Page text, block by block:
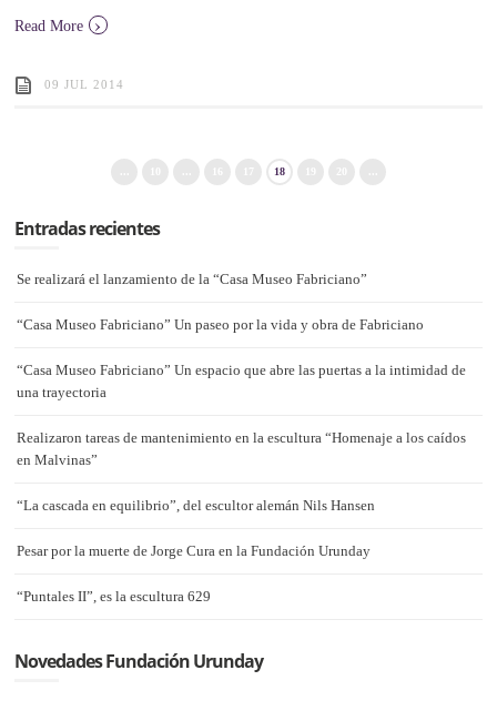
Read More ›
09 JUL 2014
18
Entradas recientes
Se realizará el lanzamiento de la “Casa Museo Fabriciano”
“Casa Museo Fabriciano” Un paseo por la vida y obra de Fabriciano
“Casa Museo Fabriciano” Un espacio que abre las puertas a la intimidad de
una trayectoria
Realizaron tareas de mantenimiento en la escultura “Homenaje a los caídos
en Malvinas”
“La cascada en equilibrio”, del escultor alemán Nils Hansen
Pesar por la muerte de Jorge Cura en la Fundación Urunday
“Puntales II”, es la escultura 629
Novedades Fundación Urunday